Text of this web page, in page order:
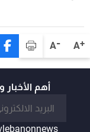
A+
A-
أهم الأخبار